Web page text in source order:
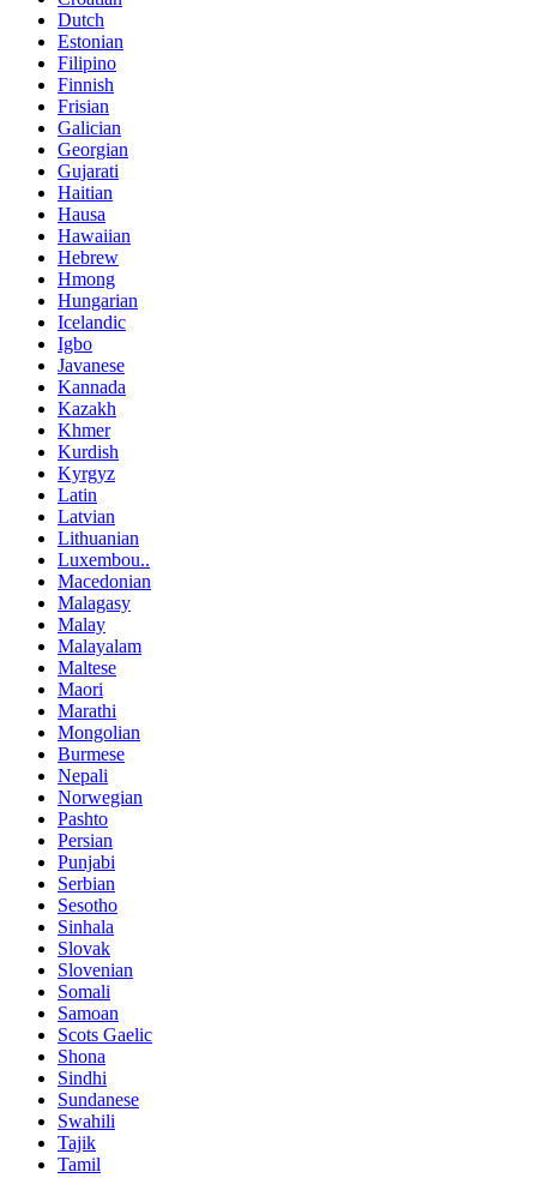
Dutch
Estonian
Filipino
Finnish
Frisian
Galician
Georgian
Gujarati
Haitian
Hausa
Hawaiian
Hebrew
Hmong
Hungarian
Icelandic
Igbo
Javanese
Kannada
Kazakh
Khmer
Kurdish
Kyrgyz
Latin
Latvian
Lithuanian
Luxembou..
Macedonian
Malagasy
Malay
Malayalam
Maltese
Maori
Marathi
Mongolian
Burmese
Nepali
Norwegian
Pashto
Persian
Punjabi
Serbian
Sesotho
Sinhala
Slovak
Slovenian
Somali
Samoan
Scots Gaelic
Shona
Sindhi
Sundanese
Swahili
Tajik
Tamil